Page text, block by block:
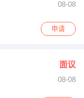
08-08
申请
面议
08-08